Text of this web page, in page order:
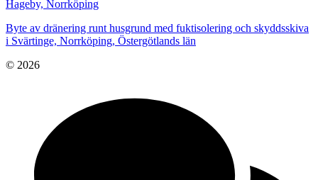
Hageby, Norrköping
Byte av dränering runt husgrund med fuktisolering och skyddsskiva
i Svärtinge, Norrköping, Östergötlands län
© 2026